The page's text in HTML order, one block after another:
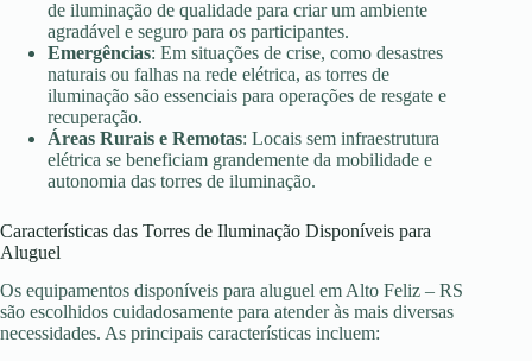
de iluminação de qualidade para criar um ambiente
agradável e seguro para os participantes.
Emergências: Em situações de crise, como desastres
naturais ou falhas na rede elétrica, as torres de
iluminação são essenciais para operações de resgate e
recuperação.
Áreas Rurais e Remotas: Locais sem infraestrutura
elétrica se beneficiam grandemente da mobilidade e
autonomia das torres de iluminação.
Características das Torres de Iluminação Disponíveis para
Aluguel
Os equipamentos disponíveis para aluguel em Alto Feliz – RS
são escolhidos cuidadosamente para atender às mais diversas
necessidades. As principais características incluem: